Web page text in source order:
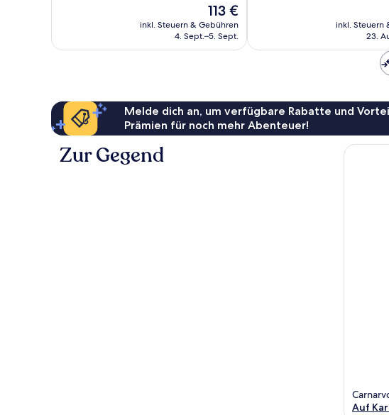
Der
Preis
beträgt
113 €
inkl. Steuern & Gebühren
4. Sept.–5. Sept.
Bewertungen
inkl. Steuern
23.
Melde dich an, um verfügbare Rabatte und
Prämien für noch mehr Abenteuer!
Zur Gegend
Auf